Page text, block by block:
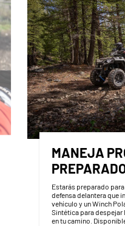
MANEJA
Estarás preparado
defensa delantera que
vehículo y un Winch
Sintética para
en tu camino.